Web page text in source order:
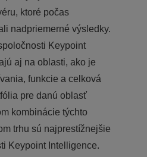
ktoré počas
nadpriemerné výsledky.
Keypoint
aj na oblasti, ako je
funkcie a celková
pre danú oblasť
kombinácie týchto
trhu sú najprestížnejšie
Keypoint Intelligence.